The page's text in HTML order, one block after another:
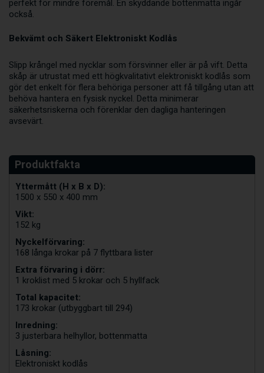
perfekt för mindre föremål. En skyddande bottenmatta ingår
också.
Bekvämt och Säkert Elektroniskt Kodlås
Slipp krångel med nycklar som försvinner eller är på vift. Detta
skåp är utrustat med ett högkvalitativt elektroniskt kodlås som
gör det enkelt för flera behöriga personer att få tillgång utan att
behöva hantera en fysisk nyckel. Detta minimerar
säkerhetsriskerna och förenklar den dagliga hanteringen
avsevärt.
Yttermått (H x B x D):
1500 x 550 x 400 mm
Vikt:
152 kg
Nyckelförvaring:
168 långa krokar på 7 flyttbara lister
Extra förvaring i dörr:
1 kroklist med 5 krokar och 5 hyllfack
Total kapacitet:
173 krokar (utbyggbart till 294)
Inredning:
3 justerbara helhyllor, bottenmatta
Låsning:
Elektroniskt kodlås